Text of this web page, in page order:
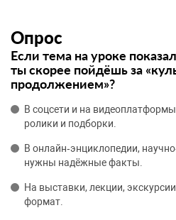
Опрос
Если тема на уроке
ты скорее пойдёшь за
продолжением»?
В соцсети и на
ролики и подборки.
В онлайн‑энциклопедии,
нужны надёжные факты.
На выставки, лекции,
формат.